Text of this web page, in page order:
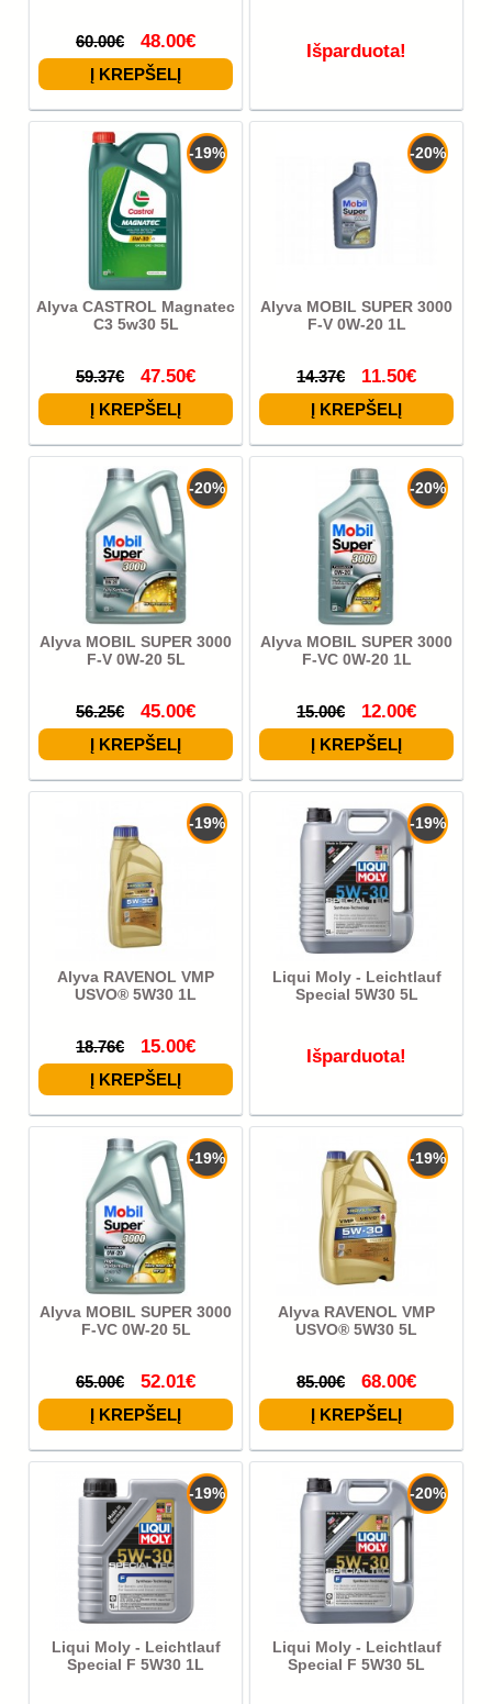
60.00€ 48.00€ Išparduota!
-19%
Alyva CASTROL Magnatec
C3 5w30 5L
59.37€ 47.50€
-20%
Alyva MOBIL SUPER 3000
F-V 0W-20 1L
14.37€ 11.50€
-20%
Alyva MOBIL SUPER 3000
F-V 0W-20 5L
56.25€ 45.00€
-20%
Alyva MOBIL SUPER 3000
F-VC 0W-20 1L
15.00€ 12.00€
-19%
Alyva RAVENOL VMP
USVO® 5W30 1L
18.76€ 15.00€
-19%
Liqui Moly - Leichtlauf
Special 5W30 5L
Išparduota!
-19%
Alyva MOBIL SUPER 3000
F-VC 0W-20 5L
65.00€ 52.01€
-19%
Alyva RAVENOL VMP
USVO® 5W30 5L
85.00€ 68.00€
-19%
Liqui Moly - Leichtlauf
Special F 5W30 1L
-20%
Liqui Moly - Leichtlauf
Special F 5W30 5L